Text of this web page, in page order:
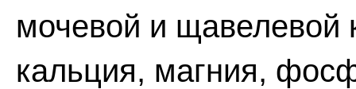
мочевой и щавелевой
кальция, магния,